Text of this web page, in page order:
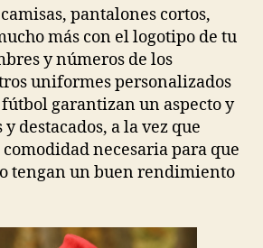
pantalones cortos,
más con el logotipo de tu
y números de los
uniformes personalizados
garantizan un aspecto y
destacados, a la vez que
necesaria para que
tengan un buen rendimiento